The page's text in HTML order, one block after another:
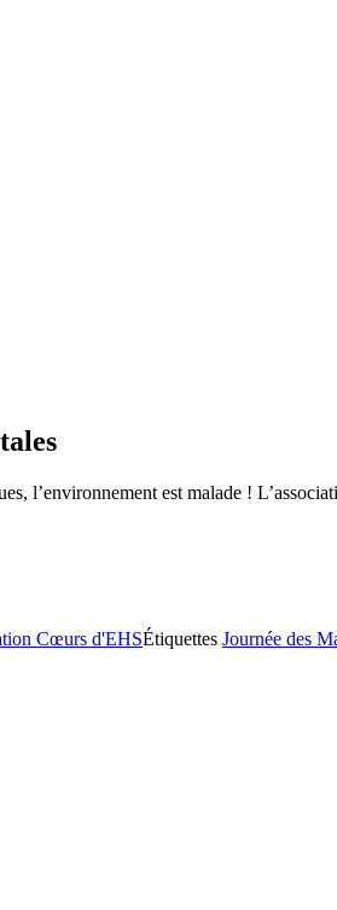
l’environnement est malade !
Cœurs d'EHSÉtiquettes Journée des